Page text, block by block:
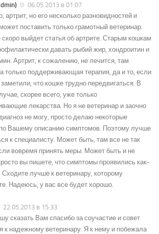
06.05.2013 в 01:07
артрит, но его несколько разновидностей и
поставить только грамотный ветеринар.
скоро выйдет статья об артрите. Старым кошкам
давать рыбий жир, хондроитин и
Артрит, к сожалению, не лечится, там
только поддерживающая терапия, да и то, если
что кошке трудно передвигаться. В
скорее всего, уже только
лекарства. Но я не ветеринар и заочно
не могу, просто делаю некоторые
Вашему описанию симптомов. Поэтому лучше
к специалисту. Может быть, там все не так
вовремя принять меры. Может быть и не
вы пишете, что симптомы проявились как-
Сходите лучше к ветеринару, которому
Надеюсь, у вас все будет хорошо.
22.05.2013 в 15:33
сказать Вам спасибо за соучастие и совет
к надежному ветеринару. Я к нему и побежала